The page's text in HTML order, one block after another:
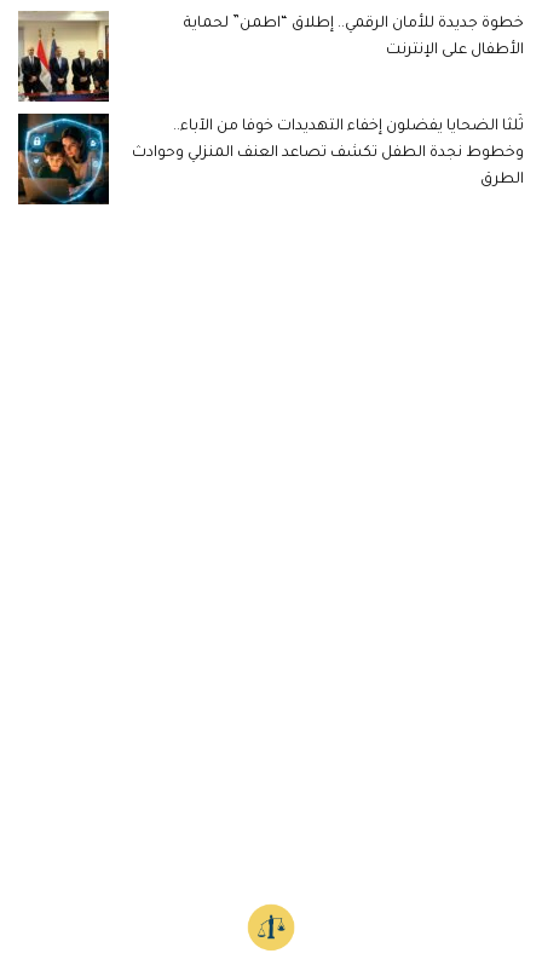
خطوة جديدة للأمان الرقمي.. إطلاق “اطمن” لحماية
الأطفال على الإنترنت
ثُلثا الضحايا يفضلون إخفاء التهديدات خوفا من الآباء..
وخطوط نجدة الطفل تكشف تصاعد العنف المنزلي وحوادث
الطرق